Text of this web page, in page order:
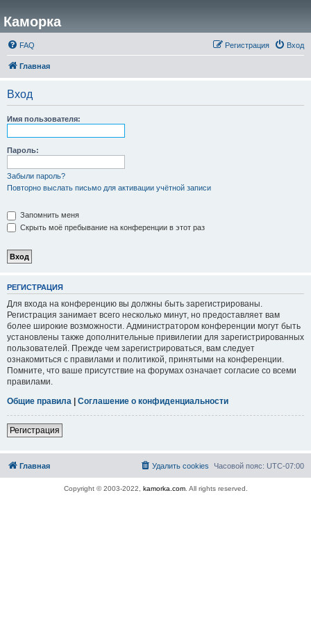
Каморка
FAQ Вход
Регистрация
Главная
Вход
Имя пользователя:
Пароль:
Забыли пароль?
Повторно выслать письмо для активации учётной записи
Запомнить меня
Скрыть моё пребывание на конференции в этот раз
РЕГИСТРАЦИЯ
Для входа на конференцию вы должны быть зарегистрированы.
Регистрация занимает всего несколько минут, но предоставляет вам
более широкие возможности. Администратором конференции могут быть
установлены также дополнительные привилегии для зарегистрированных
пользователей. Прежде чем зарегистрироваться, вам следует
ознакомиться с правилами и политикой, принятыми на конференции.
Помните, что ваше присутствие на форумах означает согласие со всеми
правилами.
Общие правила | Соглашение о конфиденциальности
Регистрация
Главная Часовой пояс: UTC-07:00
Удалить cookies
Copyright © 2003-2022, kamorka.com. All rights reserved.